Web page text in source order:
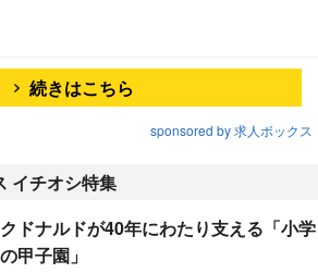
続きはこちら
sponsored by 求人ボックス
イチオシ特集
ドナルドが40年にわたり支える「小学
甲子園」